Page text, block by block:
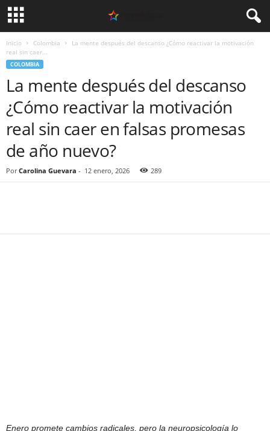
Inicio Colombia
La mente después del descanso ¿Cómo reactivar la motivación
real sin caer...
COLOMBIA
La mente después del descanso
¿Cómo reactivar la motivación
real sin caer en falsas promesas
de año nuevo?
Por Carolina Guevara - 12 enero, 2026 289
Enero promete cambios radicales, pero la neuropsicología lo